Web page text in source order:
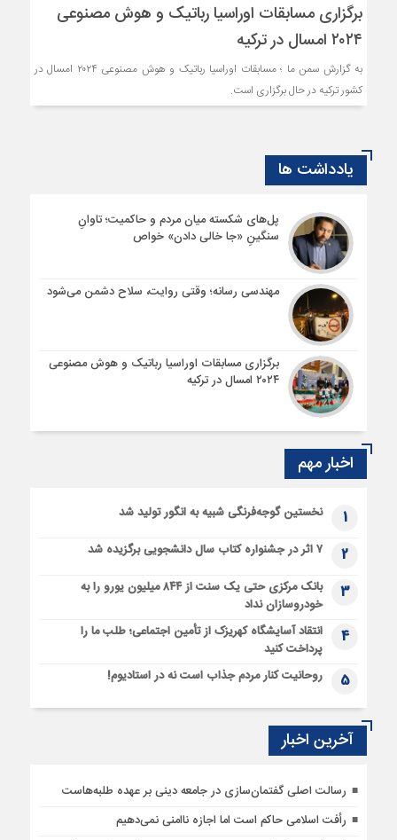
برگزاری مسابقات اوراسیا رباتیک و هوش مصنوعی
۲۰۲۴ امسال در ترکیه
به گزارش سمن ما ؛ مسابقات اوراسیا رباتیک و هوش مصنوعی ۲۰۲۴ امسال در
کشور ترکیه در حال برگزاری است.
یادداشت ها
پل‌های شکسته میان مردم و حاکمیت؛ تاوانِ
سنگینِ «جا خالی دادن» خواص
مهندسی رسانه؛ وقتی روایت، سلاح دشمن می‌شود
برگزاری مسابقات اوراسیا رباتیک و هوش مصنوعی
۲۰۲۴ امسال در ترکیه
اخبار مهم
1 نخستین گوجه‌فرنگی شبیه به انگور تولید شد
2 ۷ اثر در جشنواره کتاب سال دانشجویی برگزیده شد
3
بانک مرکزی حتی یک سنت از ۸۴۴ میلیون یورو را به
خودروسازان نداد
4
انتقاد آسایشگاه کهریزک از تأمین اجتماعی؛ طلب ما را
پرداخت کنید
5 روحانیت کنار مردم جذاب است نه در استادیوم!
آخرین اخبار
رسالت اصلی گفتمان‌سازی در جامعه دینی بر عهده طلبه‌هاست
رأفت اسلامی حاکم است اما اجازه ناامنی نمی‌دهیم